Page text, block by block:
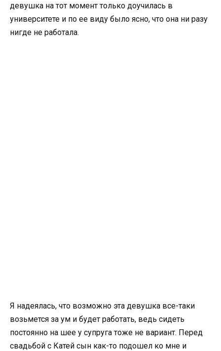
девушка на тот момент только доучилась в
университете и по ее виду было ясно, что она ни разу
нигде не работала.
Я надеялась, что возможно эта девушка все-таки
возьмется за ум и будет работать, ведь сидеть
постоянно на шее у супруга тоже не вариант. Перед
свадьбой с Катей сын как-то подошел ко мне и